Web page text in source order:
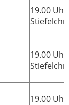
19.00
19.00
19.00